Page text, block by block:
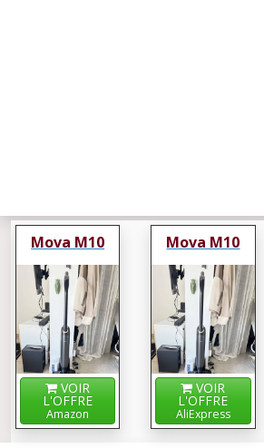
Mova M10
VOIR
L'OFFRE
Amazon
Mova M10
VOIR
L'OFFRE
AliExpress